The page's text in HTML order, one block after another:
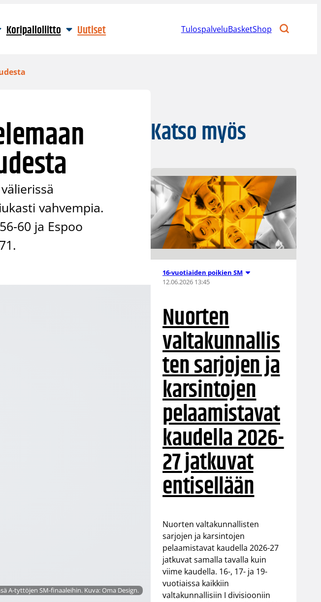
Koripalloliitto Uutiset TulospalveluBasketShop
vahvempia.
60 ja Espoo
A-tyttöjen SM-finaaleihin. Kuva: Oma Design.
Katso myös
16-vuotiaiden poikien SM
12.06.2026 13:45
Nuorten
valtakunnallis
ten sarjojen ja
karsintojen
pelaamistavat
kaudella 2026-
27 jatkuvat
entisellään
Nuorten valtakunnallisten
sarjojen ja karsintojen
pelaamistavat kaudella 2026-27
jatkuvat samalla tavalla kuin
viime kaudella. 16-, 17- ja 19-
vuotiaissa kaikkiin
valtakunnallisiin I divisiooniin